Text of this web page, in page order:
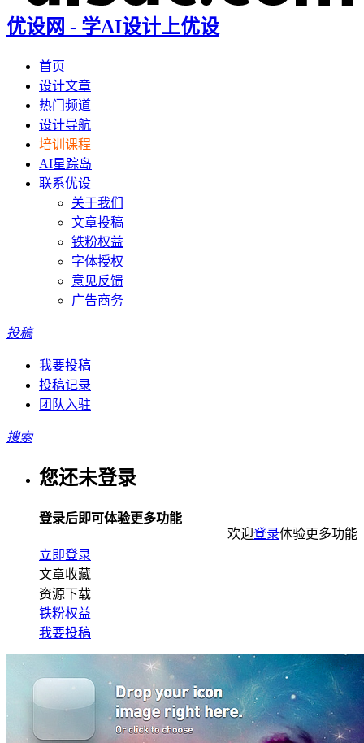
优设网 - 学AI设计上优设
首页
设计文章
热门频道
设计导航
培训课程
AI星踪岛
联系优设
关于我们
文章投稿
铁粉权益
字体授权
意见反馈
广告商务
投稿
我要投稿
投稿记录
团队入驻
搜索
您还未登录
登录后即可体验更多功能
立即登录
文章收藏
资源下载
铁粉权益
我要投稿
欢迎登录体验更多功能